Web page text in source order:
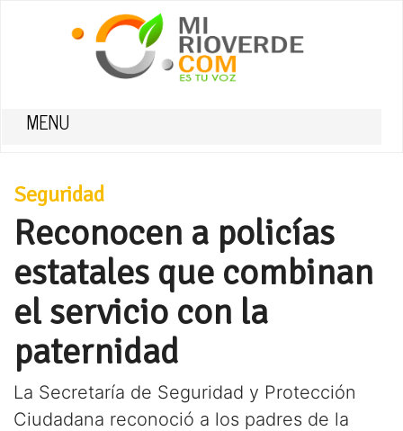
MENU
Seguridad
Reconocen a policías
estatales que combinan
el servicio con la
paternidad
La Secretaría de Seguridad y Protección
Ciudadana reconoció a los padres de la